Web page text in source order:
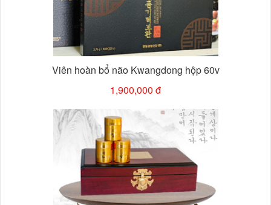
Viên hoàn bổ não Kwangdong hộp 60v
1,900,000 đ